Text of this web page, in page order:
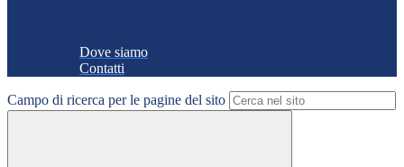
Dove siamo
Contatti
Campo di ricerca per le pagine del sito